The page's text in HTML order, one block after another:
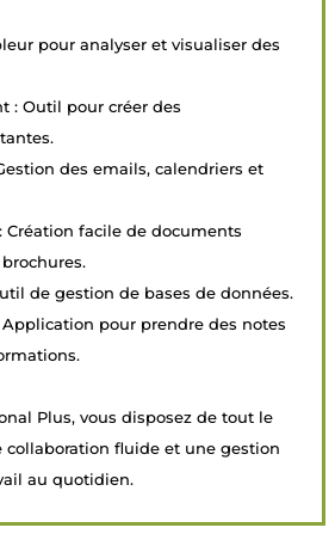
pour analyser et visualiser des
: Outil pour créer des
des emails, calendriers et
Création facile de documents
de gestion de bases de données.
pour prendre des notes
Plus, vous disposez de tout le
collaboration fluide et une gestion
au quotidien.